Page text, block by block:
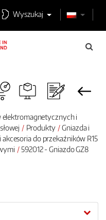
Wyszukaj
elektromagnetycznych i
Produkty
Gniazda i
akcesoria do przekaźników R15
592012 - Gniazdo GZ8